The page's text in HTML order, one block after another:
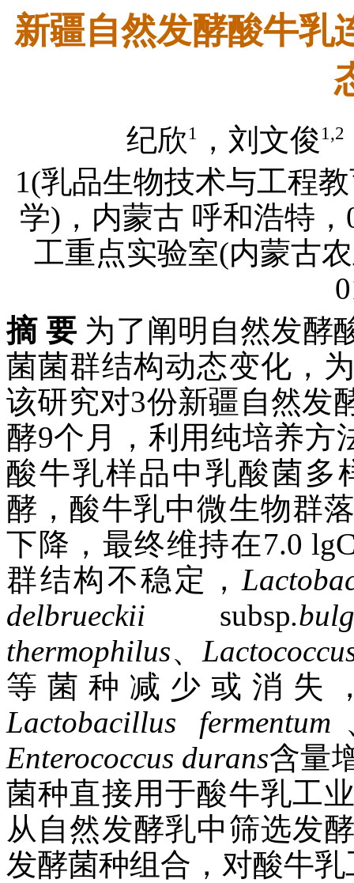
新疆自然发酵酸牛乳
纪欣1 ，刘文俊1,2
1(乳品生物技术与工程
学)，内蒙古 呼和浩特
工重点实验室(内蒙古
摘 要 为了阐明自然发酵
菌菌群结构动态变化，
该研究对3份新疆自然发
酵9个月，利用纯培养方
酸牛乳样品中乳酸菌多
酵，酸牛乳中微生物群
下降，最终维持在7.0
群结构不稳定，
delbrueckii subsp
thermophilus、
等菌种减少或消失
Lactobacillus
fermentum
Enterococcus durans含量
菌种直接用于酸牛乳工
从自然发酵乳中筛选发
发酵菌种组合，对酸牛